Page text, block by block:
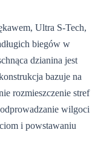
Ultra S-Tech,
biegów w
dzianina jest
bazuje na
rozmieszczenie stref
wilgoci
i powstawaniu